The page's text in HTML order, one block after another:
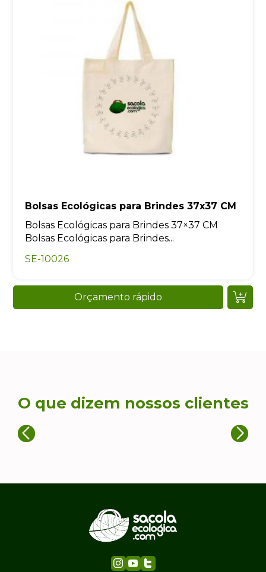
Bolsas Ecológicas para Brindes 37x37 CM
Bolsas Ecológicas para Brindes 37×37 CM
Bolsas Ecológicas para Brindes...
SE-10026
Orçamento rápido
O que dizem nossos clientes